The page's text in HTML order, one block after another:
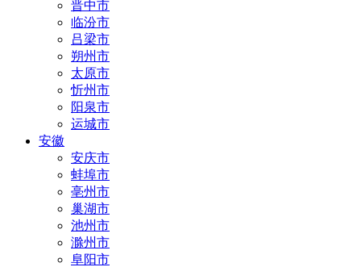
晋中市
临汾市
吕梁市
朔州市
太原市
忻州市
阳泉市
运城市
安徽
安庆市
蚌埠市
亳州市
巢湖市
池州市
滁州市
阜阳市